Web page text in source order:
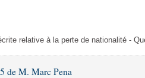
relative à la perte de nationalité -
de M. Marc Pena